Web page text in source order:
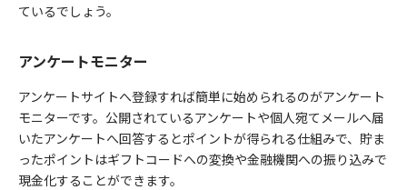
ているでしょう。
アンケートモニター
アンケートサイトへ登録すれば簡単に始められるのがアンケート
モニターです。公開されているアンケートや個人宛てメールへ届
いたアンケートへ回答するとポイントが得られる仕組みで、貯ま
ったポイントはギフトコードへの変換や金融機関への振り込みで
現金化することができます。